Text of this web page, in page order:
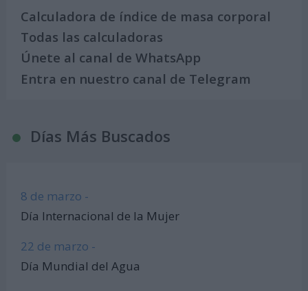
Calculadora de índice de masa corporal
Todas las calculadoras
Únete al canal de WhatsApp
Entra en nuestro canal de Telegram
Días Más Buscados
8 de marzo -
Día Internacional de la Mujer
22 de marzo -
Día Mundial del Agua